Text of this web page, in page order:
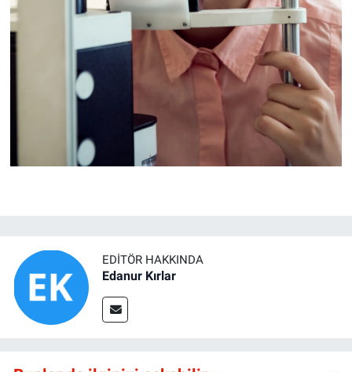
EDITÖR HAKKINDA
Edanur Kırlar